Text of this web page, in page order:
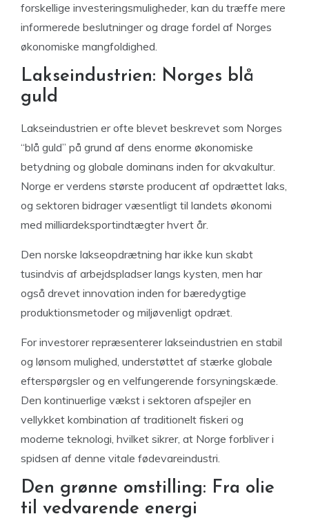
forskellige investeringsmuligheder, kan du træffe mere
informerede beslutninger og drage fordel af Norges
økonomiske mangfoldighed.
Lakseindustrien: Norges blå
guld
Lakseindustrien er ofte blevet beskrevet som Norges
“blå guld” på grund af dens enorme økonomiske
betydning og globale dominans inden for akvakultur.
Norge er verdens største producent af opdrættet laks,
og sektoren bidrager væsentligt til landets økonomi
med milliardeksportindtægter hvert år.
Den norske lakseopdrætning har ikke kun skabt
tusindvis af arbejdspladser langs kysten, men har
også drevet innovation inden for bæredygtige
produktionsmetoder og miljøvenligt opdræt.
For investorer repræsenterer lakseindustrien en stabil
og lønsom mulighed, understøttet af stærke globale
efterspørgsler og en velfungerende forsyningskæde.
Den kontinuerlige vækst i sektoren afspejler en
vellykket kombination af traditionelt fiskeri og
moderne teknologi, hvilket sikrer, at Norge forbliver i
spidsen af denne vitale fødevareindustri.
Den grønne omstilling: Fra olie
til vedvarende energi